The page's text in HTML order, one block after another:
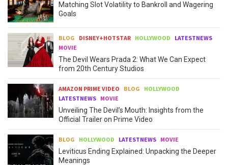
Matching Slot Volatility to Bankroll and Wagering
Goals
BLOG DISNEY+HOTSTAR HOLLYWOOD
LATESTNEWS
MOVIE
The Devil Wears Prada 2: What We Can Expect
from 20th Century Studios
AMAZON PRIME VIDEO BLOG
HOLLYWOOD
LATESTNEWS MOVIE
Unveiling The Devil’s Mouth: Insights from the
Official Trailer on Prime Video
BLOG HOLLYWOOD LATESTNEWS MOVIE
Leviticus Ending Explained: Unpacking the Deeper
Meanings